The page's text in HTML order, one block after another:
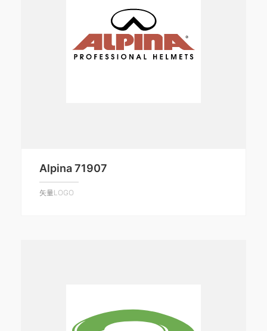
Alpina 71907
矢量LOGO